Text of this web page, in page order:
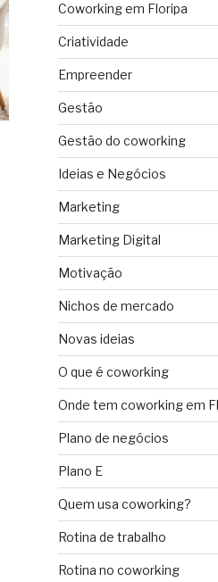
Coworking em Floripa
Criatividade
Empreender
Gestão
Gestão do coworking
Ideias e Negócios
Marketing
Marketing Digital
Motivação
Nichos de mercado
Novas ideias
O que é coworking
Onde tem coworking em
Plano de negócios
Plano E
Quem usa coworking?
Rotina de trabalho
Rotina no coworking